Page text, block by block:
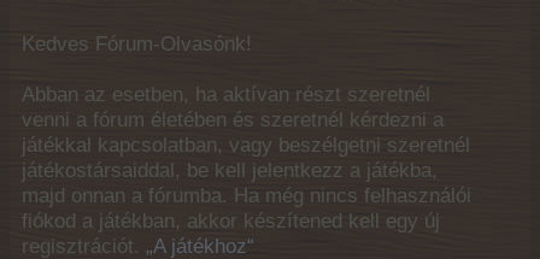
Kedves Fórum-Olvasónk!
Abban az esetben, ha aktívan részt szeretnél
venni a fórum életében és szeretnél kérdezni a
játékkal kapcsolatban, vagy beszélgetni szeretnél
játékostársaiddal, be kell jelentkezz a játékba,
majd onnan a fórumba. Ha még nincs felhasználói
fiókod a játékban, akkor készítened kell egy új
regisztrációt. „A játékhoz“